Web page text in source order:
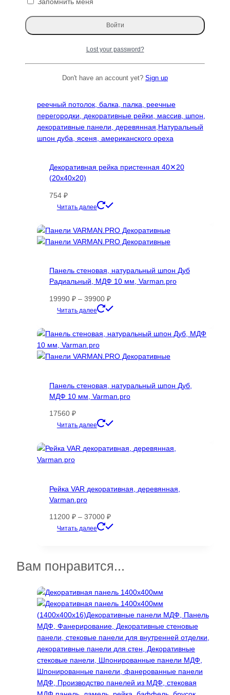
Декоративная рейка пристенная 40✕20
(20х40х20)
754 ₽
Читать далее
имеет
несколько
можно
выбрать
Панель стеновая, натуральный шпон Дуб
Радиальный, МДФ 10 мм, Varman.pro
19990 ₽ – 39900 ₽Диапазон
цен:
–
Читать далее
имеет
вариаций.
выбрать
на
Панель стеновая, натуральный шпон Дуб,
МДФ 10 мм, Varman.pro
17560 ₽
Читать далее
имеет
можно
Рейка VAR декоративная, деревянная,
Varman.pro
11200 ₽ – 37000 ₽Диапазон
цен:
37000 ₽
Читать далее
вариаций.
можно
выбрать
на
странице
товара.
Вам понравится...
Lost your password?
Don't have an account yet? Sign up